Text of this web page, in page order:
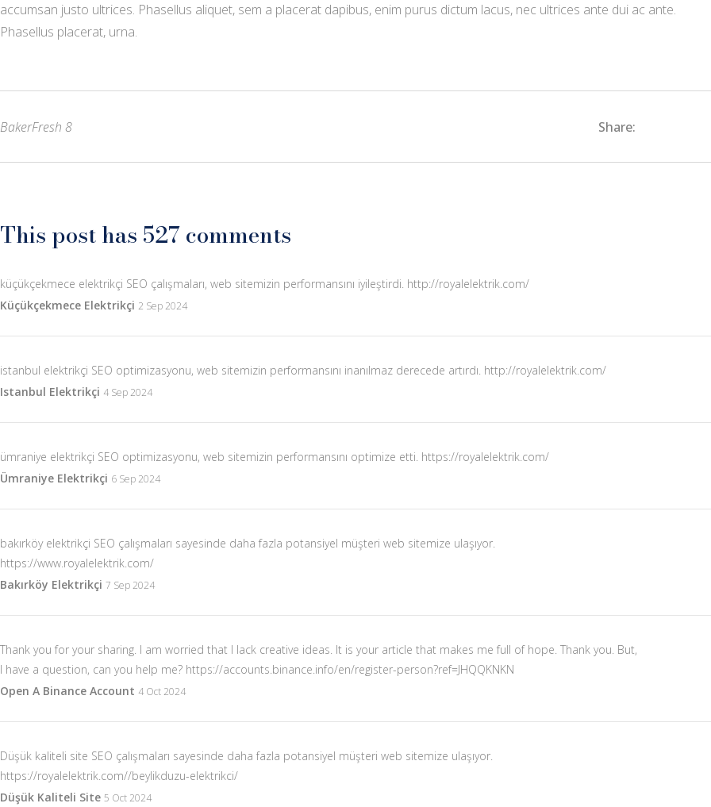
accumsan justo ultrices. Phasellus aliquet, sem a placerat dapibus, enim purus dictum lacus, nec ultrices ante dui ac ante.
Phasellus placerat, urna.
BakerFresh 8 Share:
This post has 527 comments
Küçükçekmece Elektrikçi 2 Sep 2024
küçükçekmece elektrikçi SEO çalışmaları, web sitemizin performansını iyileştirdi. http://royalelektrik.com/
Istanbul Elektrikçi 4 Sep 2024
istanbul elektrikçi SEO optimizasyonu, web sitemizin performansını inanılmaz derecede artırdı. http://royalelektrik.com/
Ümraniye Elektrikçi 6 Sep 2024
ümraniye elektrikçi SEO optimizasyonu, web sitemizin performansını optimize etti. https://royalelektrik.com/
Bakırköy Elektrikçi 7 Sep 2024
bakırköy elektrikçi SEO çalışmaları sayesinde daha fazla potansiyel müşteri web sitemize ulaşıyor.
https://www.royalelektrik.com/
Open A Binance Account 4 Oct 2024
Thank you for your sharing. I am worried that I lack creative ideas. It is your article that makes me full of hope. Thank you. But,
I have a question, can you help me? https://accounts.binance.info/en/register-person?ref=JHQQKNKN
Düşük Kaliteli Site 5 Oct 2024
Düşük kaliteli site SEO çalışmaları sayesinde daha fazla potansiyel müşteri web sitemize ulaşıyor.
https://royalelektrik.com//beylikduzu-elektrikci/